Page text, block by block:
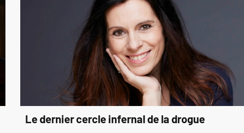
Le dernier cercle infernal de la drogue